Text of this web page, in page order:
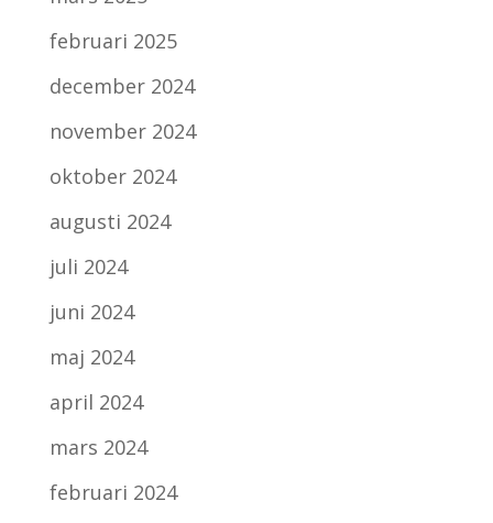
februari 2025
december 2024
november 2024
oktober 2024
augusti 2024
juli 2024
juni 2024
maj 2024
april 2024
mars 2024
februari 2024